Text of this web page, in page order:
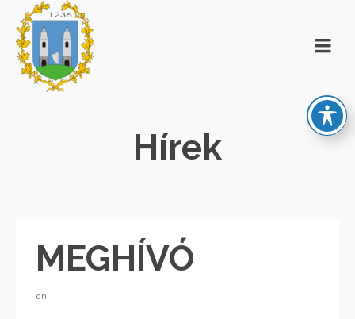
Hírek
MEGHÍVÓ
on